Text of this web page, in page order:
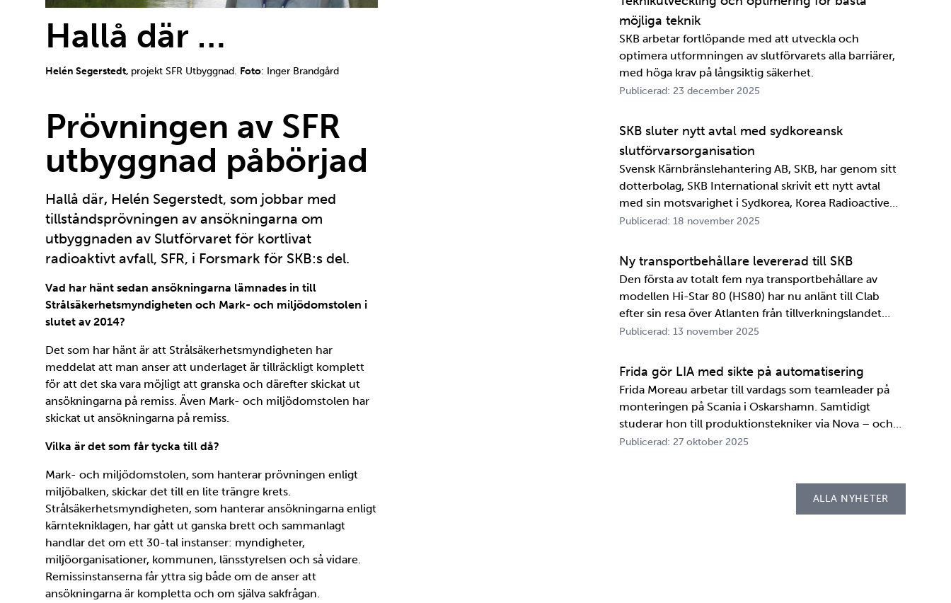
Hallå där …
Helén Segerstedt, projekt SFR Utbyggnad. Foto: Inger Brandgård
Prövningen av SFR
utbyggnad påbörjad
Hallå där, Helén Segerstedt, som jobbar med
tillståndsprövningen av ansökningarna om
utbyggnaden av Slutförvaret för kortlivat
radioaktivt avfall, SFR, i Forsmark för SKB:s del.
Vad har hänt sedan ansökningarna lämnades in till
Strålsäkerhetsmyndigheten och Mark- och miljödomstolen i
slutet av 2014?
Det som har hänt är att Strålsäkerhetsmyndigheten har
meddelat att man anser att underlaget är tillräckligt komplett
för att det ska vara möjligt att granska och därefter skickat ut
ansökningarna på remiss. Även Mark- och miljödomstolen har
skickat ut ansökningarna på remiss.
Vilka är det som får tycka till då?
Mark- och miljödomstolen, som hanterar prövningen enligt
miljöbalken, skickar det till en lite trängre krets.
Strålsäkerhetsmyndigheten, som hanterar ansökningarna enligt
kärntekniklagen, har gått ut ganska brett och sammanlagt
handlar det om ett 30-tal instanser: myndigheter,
miljöorganisationer, kommunen, länsstyrelsen och så vidare.
Remissinstanserna får yttra sig både om de anser att
ansökningarna är kompletta och om själva sakfrågan.
möjliga teknik
SKB arbetar fortlöpande med att utveckla och
optimera utformningen av slutförvarets alla barriärer,
med höga krav på långsiktig säkerhet.
Publicerad: 23 december 2025
SKB sluter nytt avtal med sydkoreansk
slutförvarsorganisation
Svensk Kärnbränslehantering AB, SKB, har genom sitt
dotterbolag, SKB International skrivit ett nytt avtal
med sin motsvarighet i Sydkorea, Korea Radioactive
Waste Agency, KORAD. Avtalet, som är ett så kallat
samarbetet mellan de två organisationerna. …
Publicerad: 18 november 2025
Ny transportbehållare levererad till SKB
Den första av totalt fem nya transportbehållare av
modellen Hi-Star 80 (HS80) har nu anlänt till Clab
efter sin resa över Atlanten från tillverkningslandet
USA. Innan transportbehållaren kan bli en del av SKB:s
tester och utbildningar. Redan 2008 i…
Publicerad: 13 november 2025
Frida gör LIA med sikte på automatisering
Frida Moreau arbetar till vardags som teamleader på
monteringen på Scania i Oskarshamn. Samtidigt
studerar hon till produktionstekniker via Nova – och
under tio veckor i höst gör hon både sin praktik, även
Publicerad: 27 oktober 2025
ALLA NYHETER